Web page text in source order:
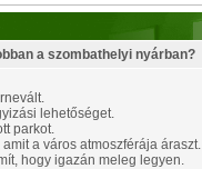
a szombathelyi nyárban?
lehetőséget.
parkot.
amit a város atmoszférája áraszt.
hogy igazán meleg legyen.